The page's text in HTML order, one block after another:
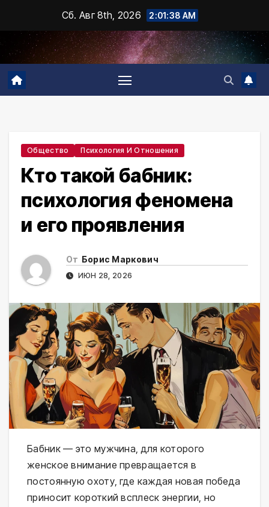
содержимому
Сб. Авг 8th, 2026 2:01:39 AM
Общество Психология И Отношения
Кто такой бабник:
психология феномена
и его проявления
От Борис Маркович
ИЮН 28, 2026
Бабник — это мужчина, для которого
женское внимание превращается в
постоянную охоту, где каждая новая победа
приносит короткий всплеск энергии, но